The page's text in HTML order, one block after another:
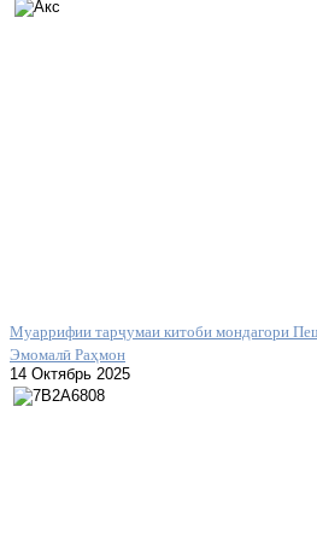
Муаррифии тарҷумаи китоби мондагори
Эмомалӣ Раҳмон
14 Октябрь 2025